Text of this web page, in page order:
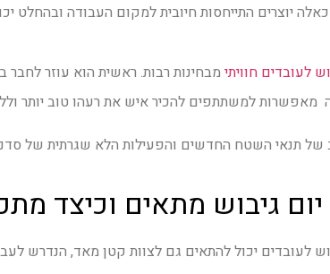
יוצרים התייחסות חיובית למקום העבודה ובהחלט
לעובדים חוויתי מבחינות רבות. ראשית הוא עוזר
מאפשרות למשתתפים להכיר איש את רעהו טוב יותר
של תנאי השטח החדשים והפעילות הלא שגרתית של
גיבוש מתאים וכיצד
לעובדים יכול להתאים גם לצוות קטן מאד, הנדרש